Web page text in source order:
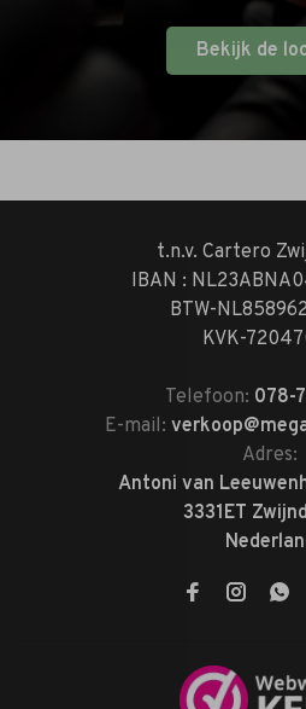
Bekijk de
t.n.v. Cartero
IBAN :
BTW-
KVK-
Telefoon: 078-
E-mail:
Adres:
Antoni van
3331ET